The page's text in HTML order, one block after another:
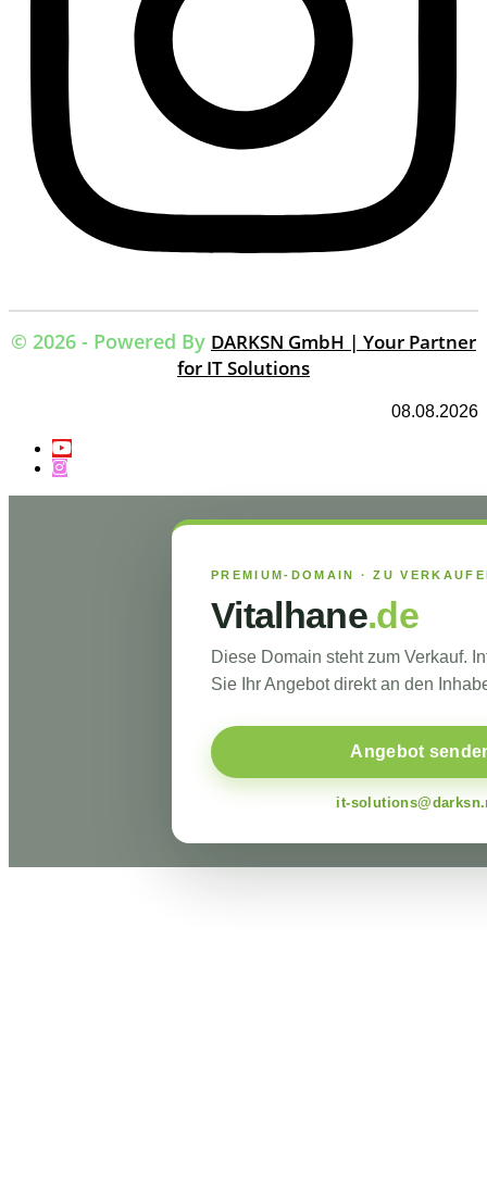
© 2026 - Powered By DARKSN GmbH | Your Partner
for IT Solutions
08.08.2026
PREMIUM-DOMAIN · ZU
Vitalhane.de
Diese Domain steht zum Verkauf.
Sie Ihr Angebot direkt an den
Angebot
it-